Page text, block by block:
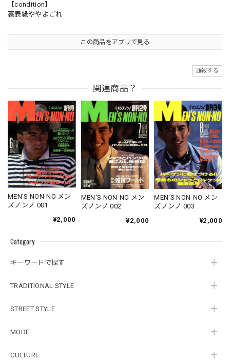
Category
キーワードで探す
TRADITIONAL STYLE
STREET STYLE
MODE
CULTURE
【condition】
裏表紙ややよごれ
この商品をアプリで見る
通報する
関連商品？
MEN'S NON-NO メン
ズノンノ 001
¥2,000
MEN'S NON-NO メン
ズノンノ 002
¥2,000
MEN'S NON-NO メン
ズノンノ 003
¥2,000